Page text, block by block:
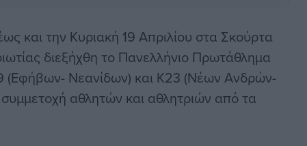
και την Κυριακή 19 Απριλίου στα Σκούρτα
διεξήχθη το Πανελλήνιο Πρωτάθλημα
(Εφήβων- Νεανίδων) και Κ23 (Νέων Ανδρών-
αθλητών και αθλητριών από τα